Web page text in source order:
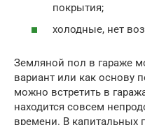
покрытия;
холодные, нет
Земляной пол в гараже
вариант или как основу
можно встретить в
находится совсем
времени. В капитальных